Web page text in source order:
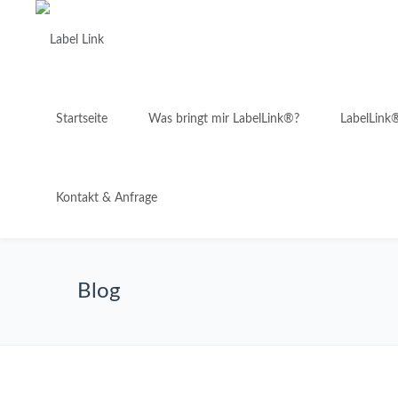
Startseite Was bringt mir LabelLink®?
Kontakt & Anfrage
Blog